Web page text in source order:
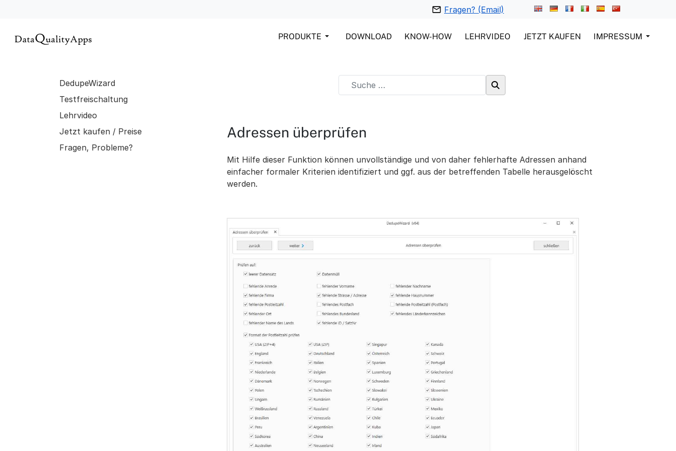
Fragen? (Email)
PRODUKTE DOWNLOAD KNOW-HOW LEHRVIDEO JETZT KAUFEN IMPRESSUM
DedupeWizard
Testfreischaltung
Lehrvideo
Jetzt kaufen / Preise
Fragen, Probleme?
Adressen überprüfen
Mit Hilfe dieser Funktion können unvollständige und von daher fehlerhafte Adressen anhand
einfacher formaler Kriterien identifiziert und ggf. aus der betreffenden Tabelle herausgelöscht
werden.